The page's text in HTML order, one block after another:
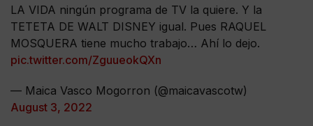
LA VIDA ningún programa de TV la quiere. Y la
TETETA DE WALT DISNEY igual. Pues RAQUEL
MOSQUERA tiene mucho trabajo… Ahí lo dejo.
pic.twitter.com/ZguueokQXn
— Maica Vasco Mogorron (@maicavascotw)
August 3, 2022